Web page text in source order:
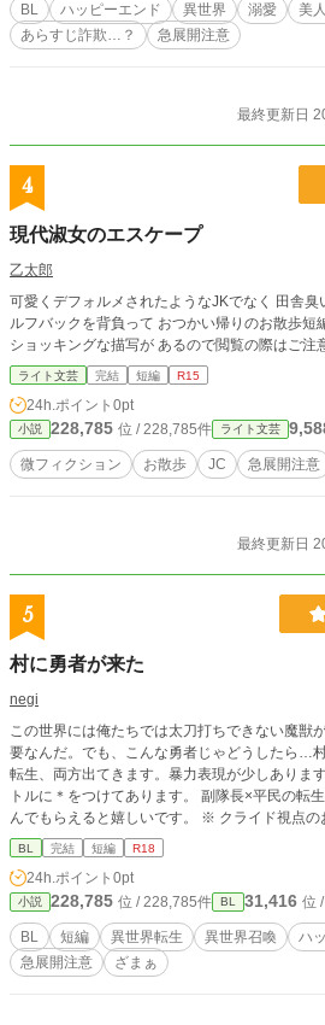
BL ハッピーエンド 異世界 溺愛 美
あらすじ詐欺…？
急展開注意
最終更新日
4
現代淑女のエスケープ
乙太郎
可愛くデフォルメされたようなJKでなく 田舎臭
ルフバックを背負って おつかい帰りのお散歩短編ストーリー
ショッキングな描写が あるので閲覧の際はご注
ライト文芸 完結 短編 R15
24h.ポイント 0pt
小説 228,785 位 / 228,785件 ライト文芸
微フィクション お散歩 JC 急展開注意
最終更新日
5
村に勇者が来た
negi
この世界には俺たちでは太刀打ちできない魔獣
要なんだ。でも、こんな勇者じゃどうしたら…村は
転生、両方出てきます。暴力表現が少しありま
トルに＊をつけてあります。 副隊長×平民の転
んでもらえると嬉しいです。 ※ クライド視点のおまけをアップしました。激し
めエロ（当社比）に挑戦してみました。
BL 完結 短編 R18
24h.ポイント 0pt
小説 228,785 位 / 228,785件 BL 31,416 位
BL 短編 異世界転生 異世界召喚 ハ
急展開注意
ざまぁ